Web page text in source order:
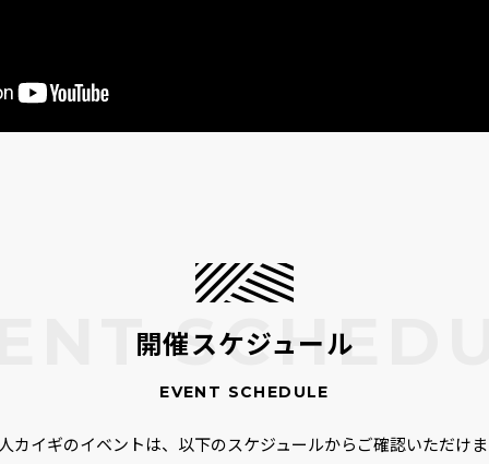
開催スケジュール
カイギのイベントは、以下のスケジュールからご確認いただけ